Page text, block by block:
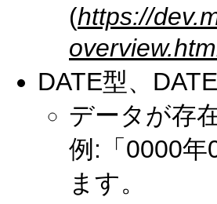
(https://
DATE型、
データが存
例:「0000年
ます。